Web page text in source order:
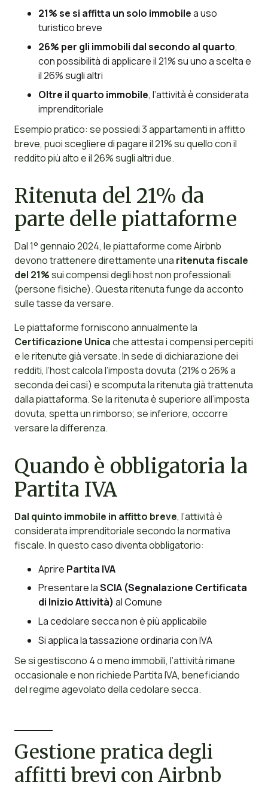
21% se si affitta un solo immobilea uso
turistico breve
26% per gli immobili dal secondo al quarto,
con possibilità di applicare il 21% su uno a scelta e
il 26% sugli altri
Oltre il quarto immobile, l’attività è considerata
imprenditoriale
Esempio pratico: se possiedi 3 appartamenti in affitto
breve, puoi scegliere di pagare il 21% su quello con il
reddito più alto e il 26% sugli altri due.
Ritenuta del 21% da
parte delle piattaforme
Dal 1° gennaio 2024, le piattaforme come Airbnb
devono trattenere direttamente una ritenuta fiscale
del 21%sui compensi degli host non professionali
(persone fisiche). Questa ritenuta funge da acconto
sulle tasse da versare.
Le piattaforme forniscono annualmente la
Certificazione Unicache attesta i compensi percepiti
e le ritenute già versate. In sede di dichiarazione dei
redditi, l’host calcola l’imposta dovuta (21% o 26% a
seconda dei casi) e scomputa la ritenuta già trattenuta
dalla piattaforma. Se la ritenuta è superiore all’imposta
dovuta, spetta un rimborso; se inferiore, occorre
versare la differenza.
Quando è obbligatoria la
Partita IVA
Dal quinto immobile in affitto breve, l’attività è
considerata imprenditoriale secondo la normativa
fiscale. In questo caso diventa obbligatorio:
Aprire Partita IVA
Presentare laSCIA (Segnalazione Certificata
di Inizio Attività) al Comune
La cedolare secca non è più applicabile
Si applica la tassazione ordinaria con IVA
Se si gestiscono 4 o meno immobili, l’attività rimane
occasionale e non richiede Partita IVA, beneficiando
del regime agevolato della cedolare secca.
Gestione pratica degli
affitti brevi con Airbnb